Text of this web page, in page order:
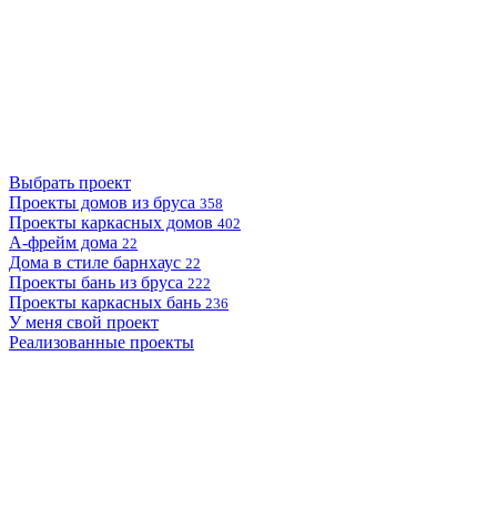
Выбрать проект
Проекты домов из бруса 358
Проекты каркасных домов 402
А-фрейм дома 22
Дома в стиле барнхаус 22
Проекты бань из бруса 222
Проекты каркасных бань 236
У меня свой проект
Реализованные проекты